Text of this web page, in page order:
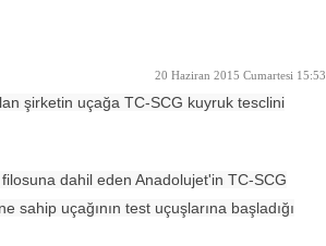
20 Haziran 2015 Cumartesi 15:53
şirketin uçağa TC-SCG kuyruk tesclini
dahil eden Anadolujet'in TC-SCG
uçağının test uçuşlarına başladığı